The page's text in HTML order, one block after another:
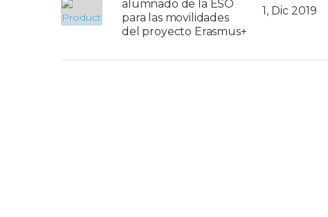
alumnado de la ESO
para las movilidades
del proyecto Erasmus+
1, Dic 2019